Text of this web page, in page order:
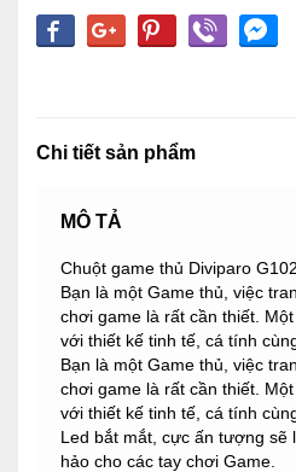
Chi tiết sản phẩm
MÔ TẢ
Chuột game thủ Diviparo
Bạn là một Game thủ, việc
chơi game là rất cần thiết.
với thiết kế tinh tế, cá tính
Bạn là một Game thủ, việc
chơi game là rất cần thiết.
với thiết kế tinh tế, cá tính
Led bắt mắt, cực ấn tượng sẽ
hảo cho các tay chơi Game.